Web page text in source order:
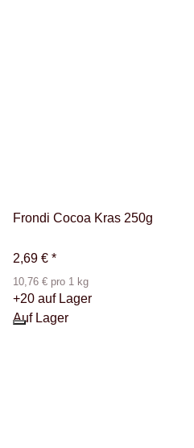
Frondi Cocoa Kras 250g
2,69 € *
10,76 € pro 1 kg
+20 auf Lager
Auf Lager